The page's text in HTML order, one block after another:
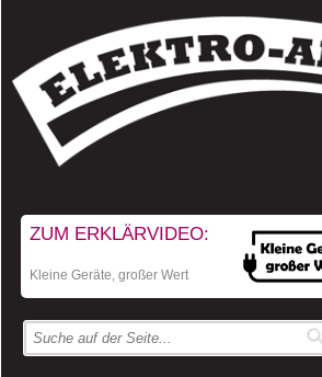
ZUM ERKLÄRVIDEO:
Kleine Geräte, großer Wert